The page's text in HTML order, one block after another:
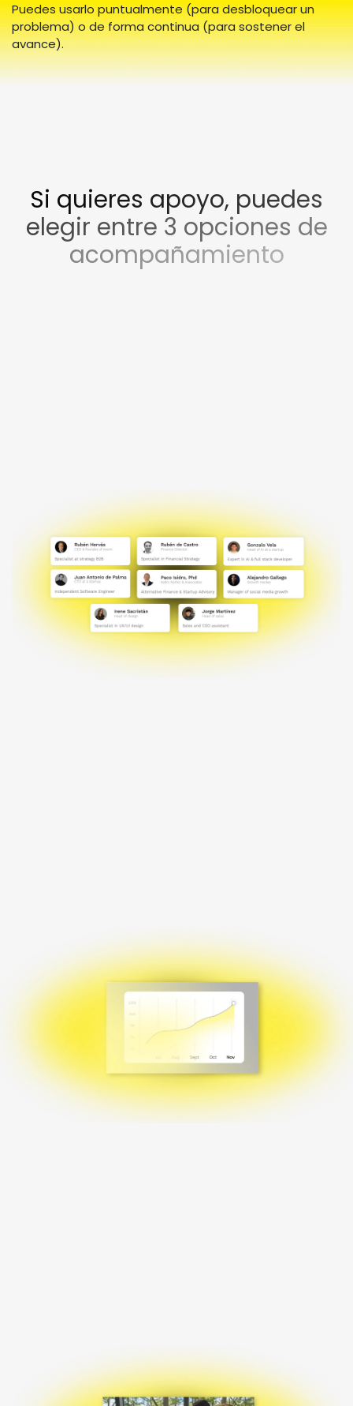
Puedes usarlo puntualmente (para desbloquear un
problema) o de forma continua (para sostener el
avance).
Si quieres apoyo, puedes
elegir entre 3 opciones de
acompañamiento